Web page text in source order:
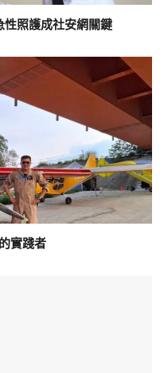
照護成社安網關鍵
實踐者